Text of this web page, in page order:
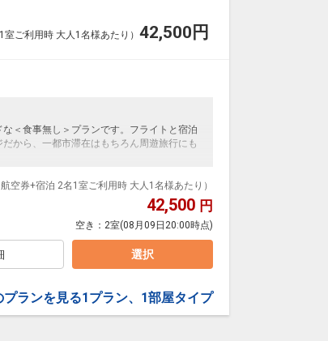
室ご利用時 大人1名様あたり） 42,500 円
＜食事無し＞プランです。フライトと宿泊
から、一都市滞在はもちろん周遊旅行にも
！フライトマイル50%貯まります。
の追加（同時予約）が可能なプランもござ
航空券+宿泊 2名1室ご利用時 大人1名様あたり）
42,500 円
空き： 2室(08月09日20:00時点)
選択
プランを見る1プラン、1部屋タイプ